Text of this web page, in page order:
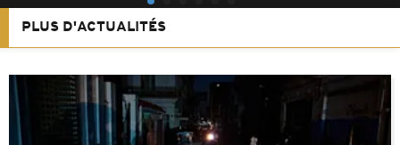
PLUS D'ACTUALITÉS